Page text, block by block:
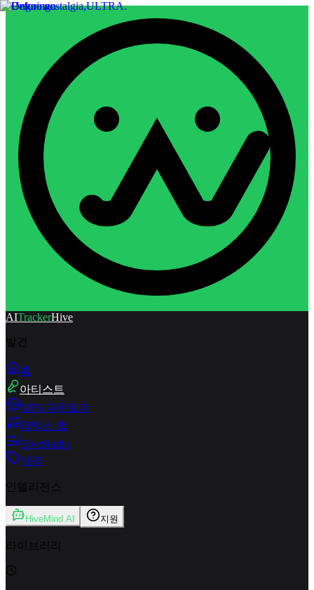
AITrackerHive
발견
홈
아티스트
MP3 다운로더
리믹스 랩
HiveStudio
가격
인텔리전스
HiveMind AI 지원
라이브러리